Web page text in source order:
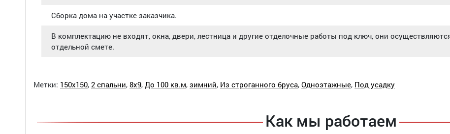
Сборка дома на участке заказчика.
В комплектацию не входят, окна, двери, лестница и другие отделочные работы под ключ, они
отдельной смете.
Метки: 150х150, 2 спальни, 8х9, До 100 кв.м, зимний, Из строганного бруса, Одноэтажные, Под усадку
Как мы работаем